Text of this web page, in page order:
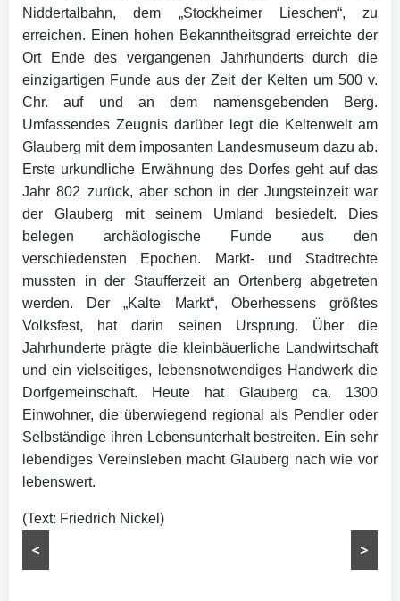
Niddertalbahn, dem „Stockheimer Lieschen“, zu
erreichen. Einen hohen Bekanntheitsgrad erreichte der
Ort Ende des vergangenen Jahrhunderts durch die
einzigartigen Funde aus der Zeit der Kelten um 500 v.
Chr. auf und an dem namensgebenden Berg.
Umfassendes Zeugnis darüber legt die Keltenwelt am
Glauberg mit dem imposanten Landesmuseum dazu ab.
Erste urkundliche Erwähnung des Dorfes geht auf das
Jahr 802 zurück, aber schon in der Jungsteinzeit war
der Glauberg mit seinem Umland besiedelt. Dies
belegen archäologische Funde aus den
verschiedensten Epochen. Markt- und Stadtrechte
mussten in der Staufferzeit an Ortenberg abgetreten
werden. Der „Kalte Markt“, Oberhessens größtes
Volksfest, hat darin seinen Ursprung. Über die
Jahrhunderte prägte die kleinbäuerliche Landwirtschaft
und ein vielseitiges, lebensnotwendiges Handwerk die
Dorfgemeinschaft. Heute hat Glauberg ca. 1300
Einwohner, die überwiegend regional als Pendler oder
Selbständige ihren Lebensunterhalt bestreiten. Ein sehr
lebendiges Vereinsleben macht Glauberg nach wie vor
lebenswert.
(Text: Friedrich Nickel)
< >